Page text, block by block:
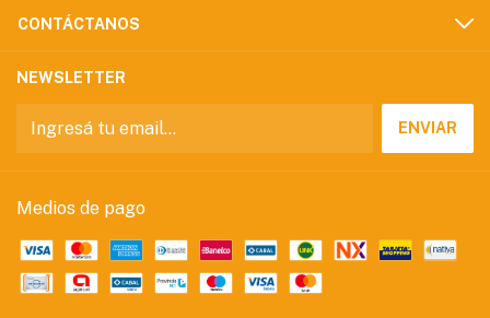
CONTÁCTANOS
NEWSLETTER
Medios de pago